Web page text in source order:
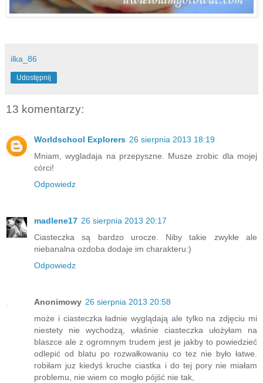
ilka_86
Udostępnij
13 komentarzy:
Worldschool Explorers 26 sierpnia 2013 18:19
Mniam, wygladaja na przepyszne. Musze zrobic dla mojej
córci!
Odpowiedz
madlene17 26 sierpnia 2013 20:17
Ciasteczka są bardzo urocze. Niby takie zwykłe ale
niebanalna ozdoba dodaje im charakteru:)
Odpowiedz
Anonimowy 26 sierpnia 2013 20:58
może i ciasteczka ładnie wyglądają ale tylko na zdjęciu mi
niestety nie wychodzą, właśnie ciasteczka ułożyłam na
blaszce ale z ogromnym trudem jest je jakby to powiedzieć
odlepić od blatu po rozwałkowaniu co tez nie było łatwe.
robiłam juz kiedyś kruche ciastka i do tej pory nie miałam
problemu, nie wiem co mogło pójść nie tak,